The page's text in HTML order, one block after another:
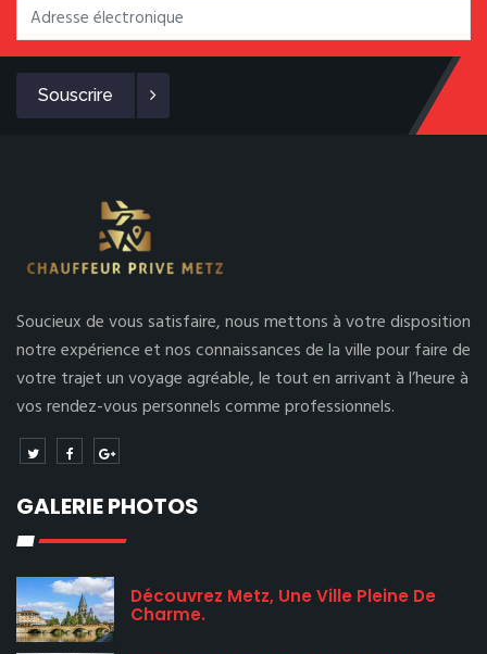
Souscrire
Soucieux de vous satisfaire, nous mettons à votre disposition
notre expérience et nos connaissances de la ville pour faire de
votre trajet un voyage agréable, le tout en arrivant à l’heure à
vos rendez-vous personnels comme professionnels.
GALERIE PHOTOS
Découvrez Metz, Une Ville Pleine De
Charme.